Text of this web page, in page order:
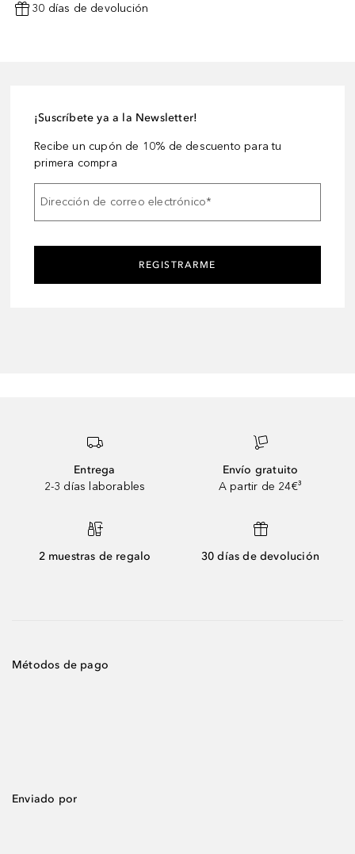
30 días de devolución
¡Suscríbete ya a la Newsletter!
Recibe un cupón de 10% de descuento para tu
primera compra
Dirección de correo electrónico*
REGISTRARME
Entrega
2-3 días laborables
Envío gratuito
A partir de 24€³
2 muestras de regalo 30 días de devolución
Métodos de pago
Enviado por